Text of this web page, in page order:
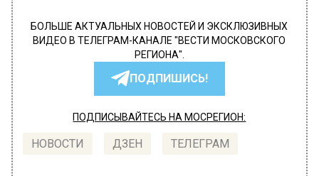
БОЛЬШЕ АКТУАЛЬНЫХ НОВОСТЕЙ И ЭКСКЛЮЗИВНЫХ
ВИДЕО В ТЕЛЕГРАМ-КАНАЛЕ "ВЕСТИ МОСКОВСКОГО
РЕГИОНА".
ПОДПИШИСЬ!
ПОДПИСЫВАЙТЕСЬ НА МОСРЕГИОН:
НОВОСТИ ДЗЕН ТЕЛЕГРАМ